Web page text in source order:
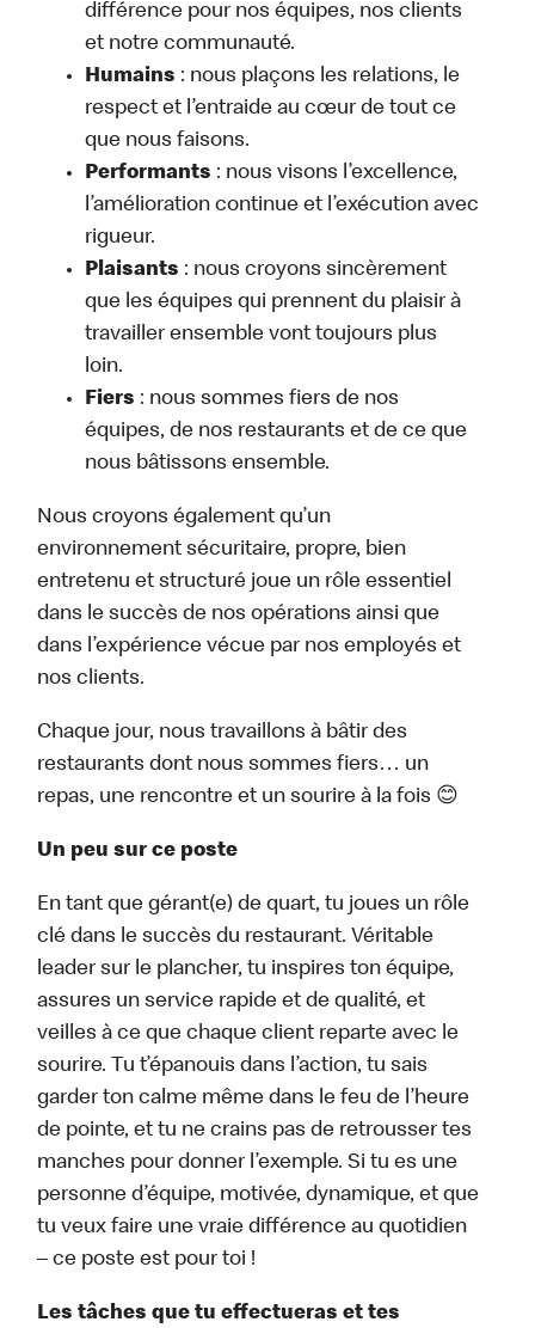
différence pour nos équipes, nos clients
et notre communauté.
Humains : nous plaçons les relations, le
respect et l’entraide au cœur de tout ce
que nous faisons.
Performants : nous visons l’excellence,
l’amélioration continue et l’exécution avec
rigueur.
Plaisants : nous croyons sincèrement
que les équipes qui prennent du plaisir à
travailler ensemble vont toujours plus
loin.
Fiers : nous sommes fiers de nos
équipes, de nos restaurants et de ce que
nous bâtissons ensemble.
Nous croyons également qu’un
environnement sécuritaire, propre, bien
entretenu et structuré joue un rôle essentiel
dans le succès de nos opérations ainsi que
dans l’expérience vécue par nos employés et
nos clients.
Chaque jour, nous travaillons à bâtir des
restaurants dont nous sommes fiers… un
repas, une rencontre et un sourire à la fois 😊
Un peu sur ce poste
En tant que gérant(e) de quart, tu joues un rôle
clé dans le succès du restaurant. Véritable
leader sur le plancher, tu inspires ton équipe,
assures un service rapide et de qualité, et
veilles à ce que chaque client reparte avec le
sourire. Tu t’épanouis dans l’action, tu sais
garder ton calme même dans le feu de l’heure
de pointe, et tu ne crains pas de retrousser tes
manches pour donner l’exemple. Si tu es une
personne d’équipe, motivée, dynamique, et que
tu veux faire une vraie différence au quotidien
– ce poste est pour toi !
Les tâches que tu effectueras et tes